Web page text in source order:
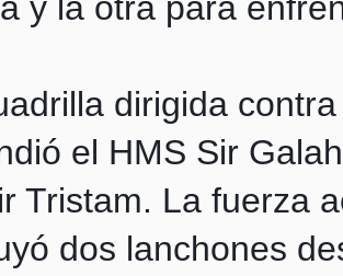
dirigida
el HMS Sir
Tristam. La fuerza
dos lanchones